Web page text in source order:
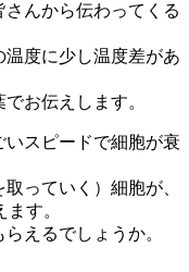
んから伝わってくる
度に少し温度差があ
お伝えします。
スピードで細胞が衰
っていく）細胞が、
す。
えるでしょうか。